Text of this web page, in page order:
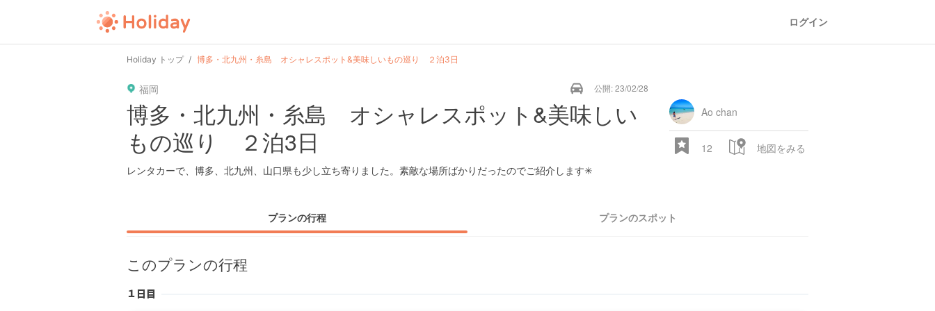
ログイン
Holiday トップ 博多・北九州・糸島 オシャレスポット&美味しいもの巡り ２泊3日
福岡 公開: 23/02/28
博多・北九州・糸島 オシャレスポット&美味しい
もの巡り ２泊3日
レンタカーで、博多、北九州、山口県も少し立ち寄りました。素敵な場所ばかりだったのでご紹介します✳︎
Ao chan
12 地図をみる
プランの行程 プランのスポット
このプランの行程
１日目